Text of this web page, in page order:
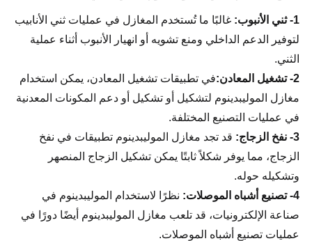
1- ثني الأنبوب:
غالبًا ما تُستخدم المغازل في عمليات ثني الأنابيب
لتوفير الدعم الداخلي ومنع تشويه أو انهيار الأنبوب أثناء عملية
الثني.
2- تشغيل المعادن:
في تطبيقات تشغيل المعادن، يمكن استخدام
مغازل الموليبدينوم لتشكيل أو تشكيل أو دعم المكونات المعدنية
في عمليات التصنيع المختلفة.
3- نفخ الزجاج:
قد تجد مغازل الموليبدينوم تطبيقات في نفخ
الزجاج، مما يوفر شكلاً ثابتًا يمكن تشكيل الزجاج المنصهر
وتشكيله حوله.
4- تصنيع أشباه الموصلات:
نظرًا لاستخدام الموليبدينوم في
صناعة الإلكترونيات، قد تلعب مغازل الموليبدينوم أيضًا دورًا في
عمليات تصنيع أشباه الموصلات.